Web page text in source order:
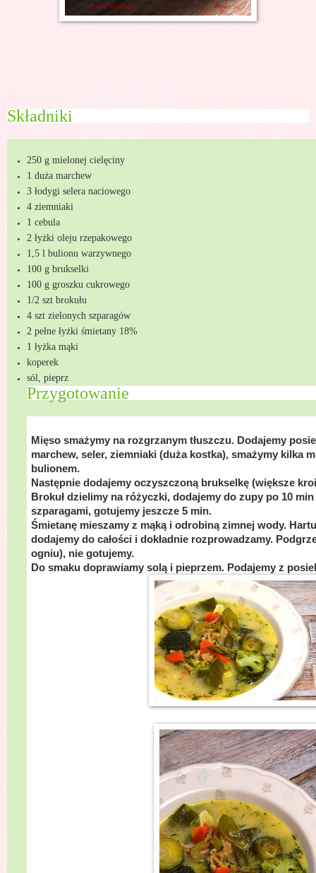
Składniki
250 g mielonej cielęciny
1 duża marchew
3 łodygi selera naciowego
4 ziemniaki
1 cebula
2 łyżki oleju rzepakowego
1,5 l bulionu warzywnego
100 g brukselki
100 g groszku cukrowego
1/2 szt brokułu
4 szt zielonych szparagów
2 pełne łyżki śmietany 18%
1 łyżka mąki
koperek
sól, pieprz
Przygotowanie
Mięso smażymy na rozgrzanym tłuszczu. Dodajemy
marchew, seler, ziemniaki (duża kostka), smażymy kilka
bulionem.
Następnie dodajemy oczyszczoną brukselkę (większe
Brokuł dzielimy na różyczki, dodajemy do zupy po 10
szparagami, gotujemy jeszcze 5 min.
Śmietanę mieszamy z mąką i odrobiną zimnej wody.
dodajemy do całości i dokładnie rozprowadzamy.
ogniu), nie gotujemy.
Do smaku doprawiamy solą i pieprzem. Podajemy z